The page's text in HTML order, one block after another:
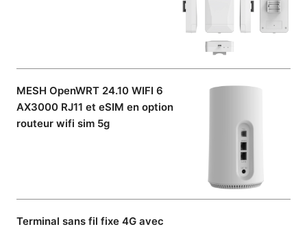
MESH OpenWRT 24.10 WIFI 6
AX3000 RJ11 et eSIM en option
routeur wifi sim 5g
Terminal sans fil fixe 4G avec